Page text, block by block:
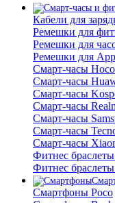
Кабели для
Ремешки для
Ремешки для
Ремешки для
Смарт-часы Hoco
Смарт-часы
Смарт-часы
Смарт-часы
Смарт-часы
Смарт-часы
Смарт-часы
Фитнес
Фитнес
Смартфоны Poco